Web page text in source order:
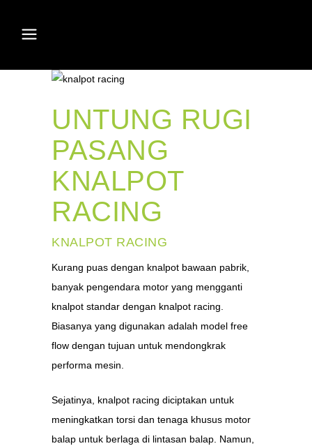
UNTUNG RUGI
PASANG
KNALPOT
RACING
KNALPOT RACING
Kurang puas dengan knalpot bawaan pabrik,
banyak pengendara motor yang mengganti
knalpot standar dengan knalpot racing.
Biasanya yang digunakan adalah model free
flow dengan tujuan untuk mendongkrak
performa mesin.
Sejatinya, knalpot racing diciptakan untuk
meningkatkan torsi dan tenaga khusus motor
balap untuk berlaga di lintasan balap. Namun,